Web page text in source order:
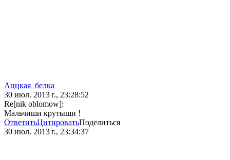
Аццкая_белка
30 июл. 2013 г., 23:28:52
Re[nik oblomow]:
Мальчиши крутыши !
ОтветитьЦитироватьПоделиться
30 июл. 2013 г., 23:34:37